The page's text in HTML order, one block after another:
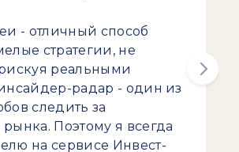
- отличный способ
стратегии, не
реальными
радар - один из
следить за
Поэтому я всегда
на сервисе Инвест-